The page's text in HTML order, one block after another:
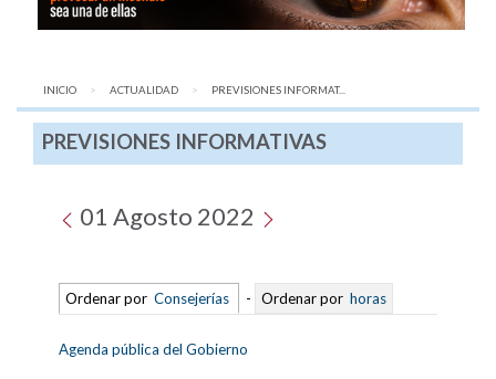
INICIO ACTUALIDAD AQUÍ:
PREVISIONES INFORMAT...
PREVISIONES INFORMATIVAS
01 Agosto 2022
Ordenar por Consejerías - Ordenar por horas
Agenda pública del Gobierno